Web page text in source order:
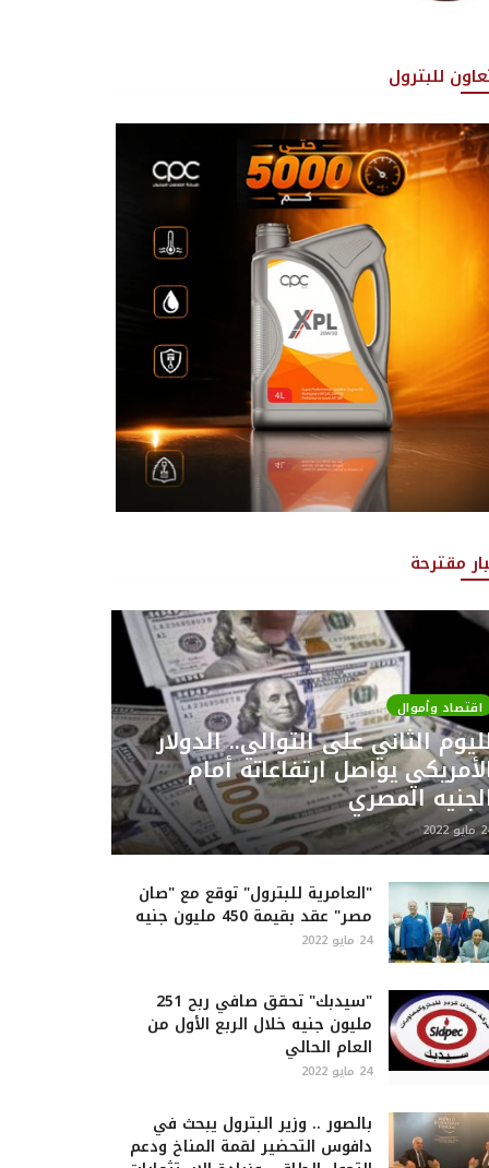
للبترول
مقترحة
اقتصاد وأموال
الثاني على التوالي.. الدولار
يواصل ارتفاعاته أمام
المصري
2022
"العامرية للبترول" توقع مع "صان
مصر" عقد بقيمة 450 مليون جنيه
24 مايو 2022
"سيدبك" تحقق صافي ربح 251
مليون جنيه خلال الربع الأول من
العام الحالي
24 مايو 2022
بالصور .. وزير البترول يبحث في
دافوس التحضير لقمة المناخ ودعم